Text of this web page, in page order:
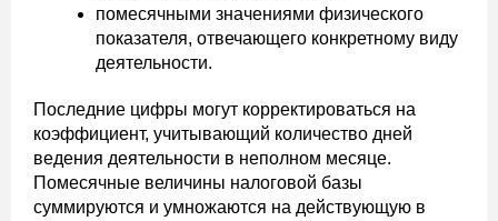
помесячными значениями физического
показателя, отвечающего конкретному виду
деятельности.
Последние цифры могут корректироваться на
коэффициент, учитывающий количество дней
ведения деятельности в неполном месяце.
Помесячные величины налоговой базы
суммируются и умножаются на действующую в